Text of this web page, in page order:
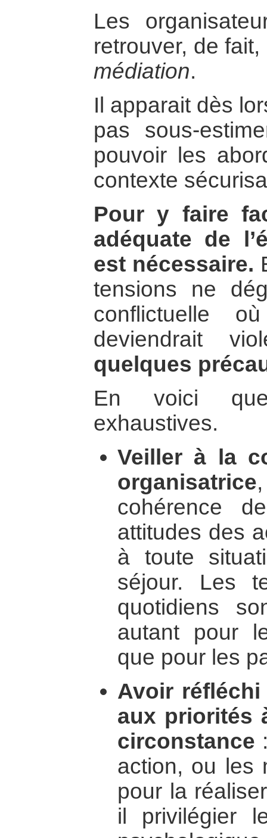
Les
retrouver, de
médiation.
Il apparait dès
pas sous-
pouvoir les
contexte
Pour y faire
adéquate de
est nécessaire.
tensions ne
conflictuelle
deviendrait
quelques
En voici
exhaustives.
Veiller à la
organisatrice
cohérence
attitudes des
à toute
séjour. Les
quotidiens
autant pour
que pour les
Avoir
aux priorités
circonstance
action, ou les
pour la
il privilégier